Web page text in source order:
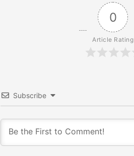
0
Article Rating
Subscribe